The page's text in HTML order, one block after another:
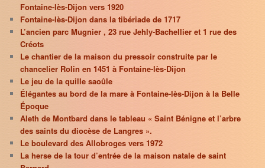
Fontaine-lès-Dijon vers 1920
Fontaine-lès-Dijon dans la tibériade de 1717
L’ancien parc Mugnier , 23 rue Jehly-Bachellier et 1 rue des
Créots
Le chantier de la maison du pressoir construite par le
chancelier Rolin en 1451 à Fontaine-lès-Dijon
Le jeu de la quille saoûle
Élégantes au bord de la mare à Fontaine-lès-Dijon à la Belle
Époque
Aleth de Montbard dans le tableau « Saint Bénigne et l’arbre
des saints du diocèse de Langres ».
Le boulevard des Allobroges vers 1972
La herse de la tour d’entrée de la maison natale de saint